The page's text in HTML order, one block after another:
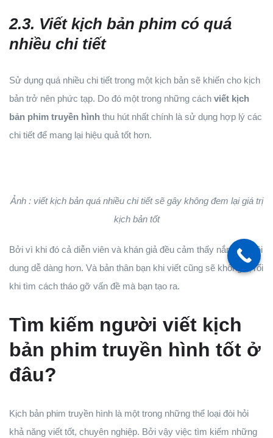
2.3. Viết kịch bản phim có quá
nhiều chi tiết
Sử dụng quá nhiều chi tiết trong một kịch bản sẽ khiến cho kịch
bản trở nên phức tạp. Do đó một trong những cách viết kịch
bản phim truyền hình thu hút nhất chính là sử dụng hợp lý các
chi tiết để mang lại hiệu quả tốt hơn.
Ảnh : viết kịch bản quá nhiều chi tiết sẽ gây không đem lại giá trị
kịch bản tốt
Bởi vì khi đó cả diễn viên và khán giả đều cảm thấy nắm bắt nội
dung dễ dàng hơn. Và bản thân bạn khi viết cũng sẽ không bị rối
khi tìm cách tháo gỡ vấn đề mà bạn tạo ra.
Tìm kiếm người viết kịch
bản phim truyền hình tốt ở
đâu?
Kịch bản phim truyền hình là một trong những thể loại đòi hỏi
khả năng viết tốt, chuyên nghiệp. Bởi vậy việc tìm kiếm những